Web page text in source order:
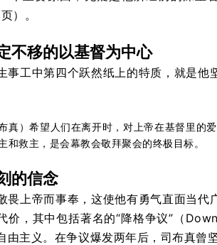
）。
不移的以基督为中心
事工中第四个跃然纸上的特质，就是
布真）希望人们在离开时，对上帝在基督里
和救主，是会幕教会敬拜聚会的终极目标。
的信念
畏上帝而事奉，这使他有勇气直面当
价，其中包括著名的“降格争议”（
由主义。在争议爆发两年后，司布真曾